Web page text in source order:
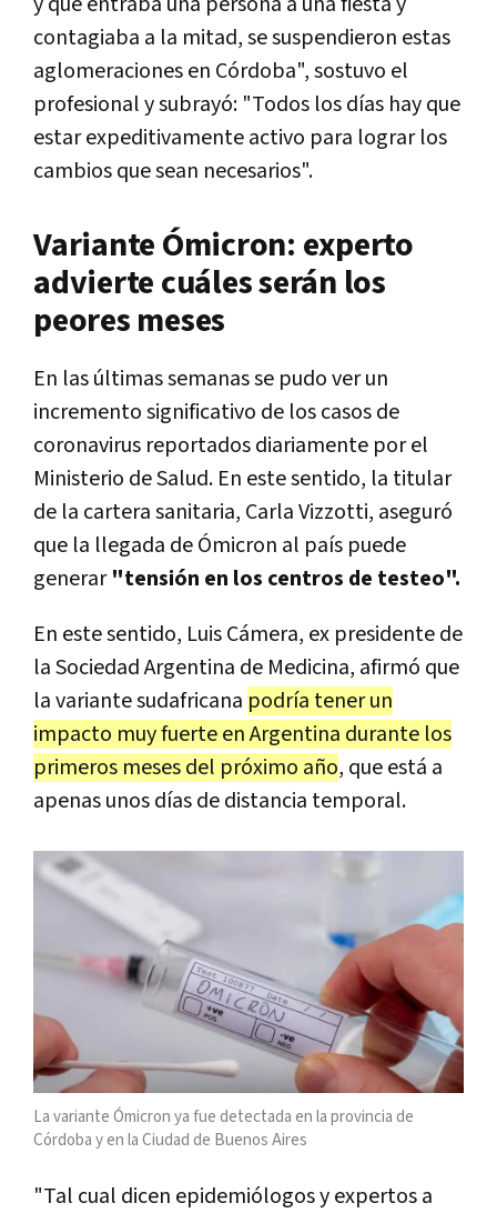
contagiaba a la mitad, se suspendieron estas
aglomeraciones en Córdoba", sostuvo el
profesional y subrayó: "Todos los días hay que
estar expeditivamente activo para lograr los
cambios que sean necesarios".
Variante Ómicron: experto
advierte cuáles serán los
peores meses
En las últimas semanas se pudo ver un
incremento significativo de los casos de
coronavirus reportados diariamente por el
Ministerio de Salud. En este sentido, la titular
de la cartera sanitaria, Carla Vizzotti, aseguró
que la llegada de Ómicron al país puede
generar"tensión en los centros de testeo".
En este sentido, Luis Cámera, ex presidente de
la Sociedad Argentina de Medicina, afirmó que
la variante sudafricana podría tener un
impacto muy fuerte en Argentina durante los
primeros meses del próximo año, que está a
apenas unos días de distancia temporal.
La variante Ómicron ya fue detectada en la provincia de
Córdoba y en la Ciudad de Buenos Aires
"Tal cual dicen epidemiólogos y expertos a